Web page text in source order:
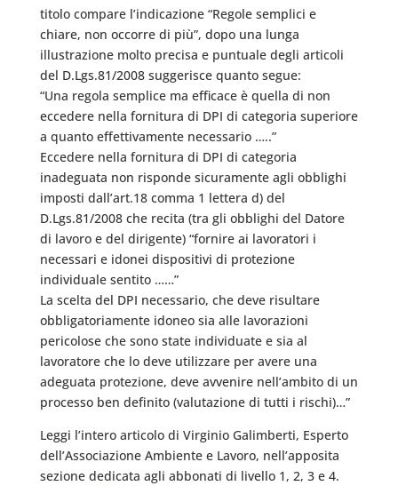
titolo compare l’indicazione “Regole semplici e
chiare, non occorre di più”, dopo una lunga
illustrazione molto precisa e puntuale degli articoli
del D.Lgs.81/2008 suggerisce quanto segue:
“Una regola semplice ma efficace è quella di non
eccedere nella fornitura di DPI di categoria superiore
a quanto effettivamente necessario …..”
Eccedere nella fornitura di DPI di categoria
inadeguata non risponde sicuramente agli obblighi
imposti dall’art.18 comma 1 lettera d) del
D.Lgs.81/2008 che recita (tra gli obblighi del Datore
di lavoro e del dirigente) “fornire ai lavoratori i
necessari e idonei dispositivi di protezione
individuale sentito ……”
La scelta del DPI necessario, che deve risultare
obbligatoriamente idoneo sia alle lavorazioni
pericolose che sono state individuate e sia al
lavoratore che lo deve utilizzare per avere una
adeguata protezione, deve avvenire nell’ambito di un
processo ben definito (valutazione di tutti i rischi)…”
Leggi l’intero articolo di Virginio Galimberti, Esperto
dell’Associazione Ambiente e Lavoro, nell’apposita
sezione dedicata agli abbonati di livello 1, 2, 3 e 4.